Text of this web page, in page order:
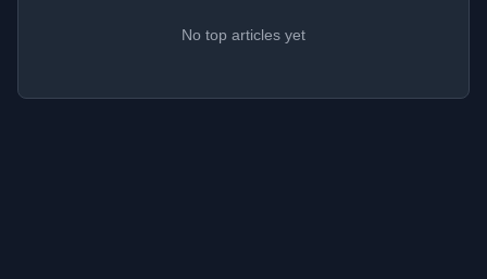
No top articles yet